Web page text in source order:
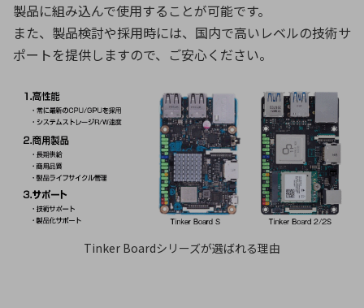
製品に組み込んで使用することが可能です。
また、製品検討や採用時には、国内で高いレベルの技術サ
ポートを提供しますので、ご安心ください。
Tinker Boardシリーズが選ばれる理由